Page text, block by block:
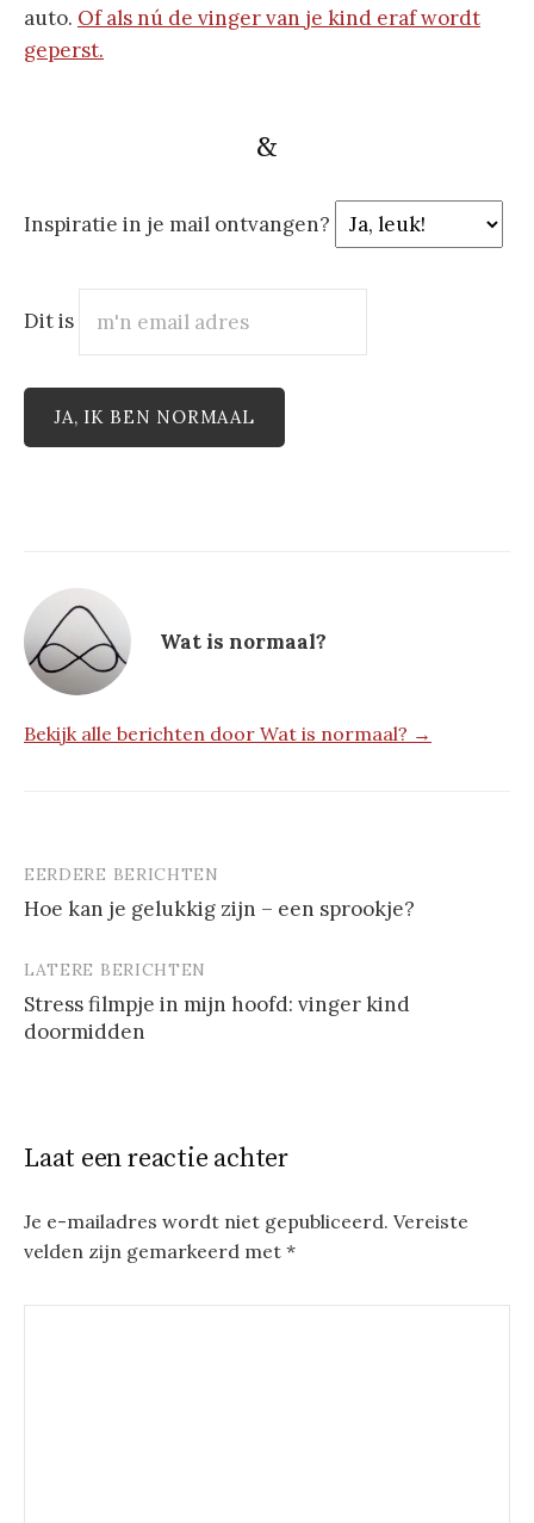
auto. Of als nú de vinger van je kind eraf wordt
geperst.
&
Inspiratie in je mail ontvangen?
Dit is
Wat is normaal?
Bekijk alle berichten door Wat is normaal? →
Berichtnavigatie
EERDERE BERICHTEN
Hoe kan je gelukkig zijn – een sprookje?
LATERE BERICHTEN
Stress filmpje in mijn hoofd: vinger kind
doormidden
Laat een reactie achter
Je e-mailadres wordt niet gepubliceerd. Vereiste
velden zijn gemarkeerd met *